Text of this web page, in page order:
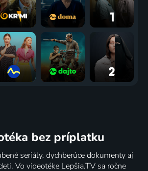
bez príplatku
seriály, dychberúce dokumenty aj
Vo videotéke Lepšia.TV sa ročne